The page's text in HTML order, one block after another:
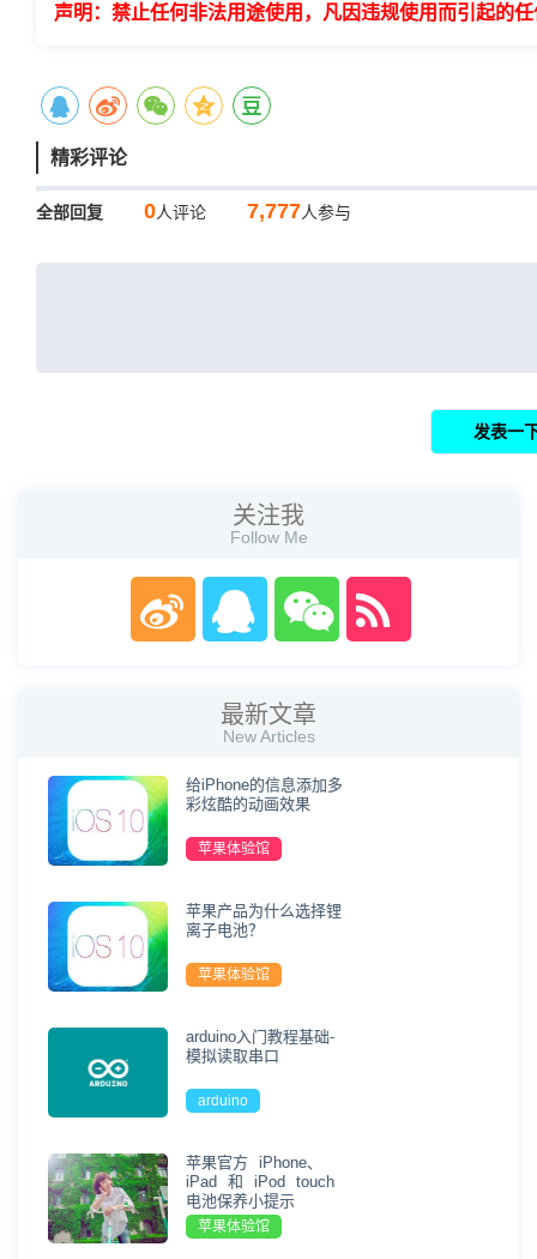
声明：禁止任何非法用途使用，凡因违规使用而引起的
精彩评论
全部回复 0人评论 7,777人参与
关注我
Follow Me
最新文章
New Articles
给iPhone的信息添加多
彩炫酷的动画效果
苹果体验馆
苹果产品为什么选择锂
离子电池？
苹果体验馆
arduino入门教程基础-
模拟读取串口
arduino
苹果官方 iPhone、
iPad 和 iPod touch
电池保养小提示
苹果体验馆